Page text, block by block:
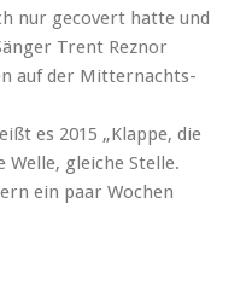
nur gecovert hatte und
Trent Reznor
auf der Mitternachts-
es 2015 „Klappe, die
Welle, gleiche Stelle.
ein paar Wochen